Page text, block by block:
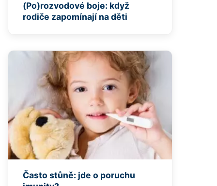
(Po)rozvodové boje: když
rodiče zapomínají na děti
Často stůně: jde o poruchu